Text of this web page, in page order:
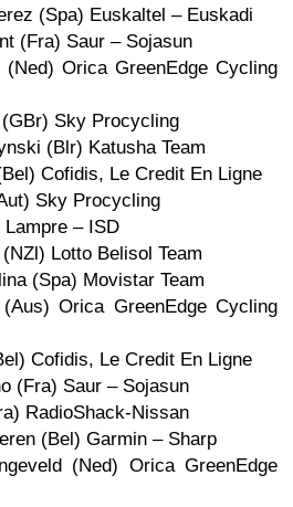
(Spa) Euskaltel – Euskadi
(Fra) Saur – Sojasun
Orica GreenEdge Cycling
Sky Procycling
(Blr) Katusha Team
Cofidis, Le Credit En Ligne
Sky Procycling
– ISD
Lotto Belisol Team
(Spa) Movistar Team
Orica GreenEdge Cycling
Cofidis, Le Credit En Ligne
Saur – Sojasun
RadioShack-Nissan
(Bel) Garmin – Sharp
(Ned) Orica GreenEdge